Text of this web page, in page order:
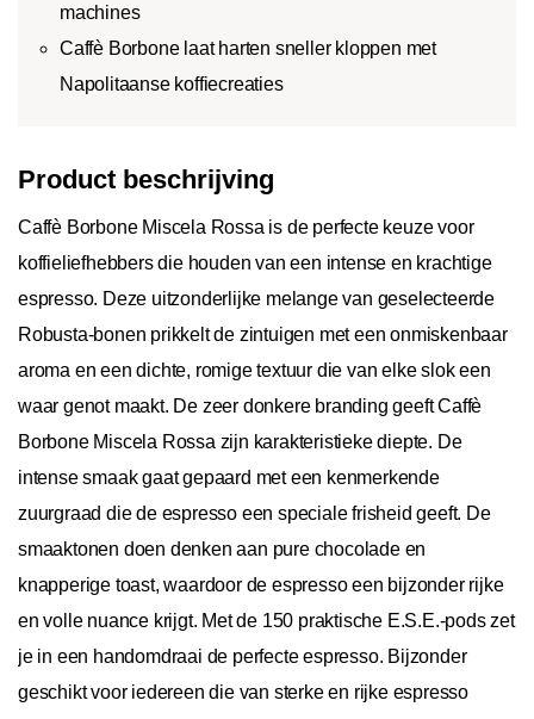
machines
Caffè Borbone laat harten sneller kloppen met
Napolitaanse koffiecreaties
Product beschrijving
Caffè Borbone Miscela Rossa is de perfecte keuze voor
koffieliefhebbers die houden van een intense en krachtige
espresso. Deze uitzonderlijke melange van geselecteerde
Robusta-bonen prikkelt de zintuigen met een onmiskenbaar
aroma en een dichte, romige textuur die van elke slok een
waar genot maakt. De zeer donkere branding geeft Caffè
Borbone Miscela Rossa zijn karakteristieke diepte. De
intense smaak gaat gepaard met een kenmerkende
zuurgraad die de espresso een speciale frisheid geeft. De
smaaktonen doen denken aan pure chocolade en
knapperige toast, waardoor de espresso een bijzonder rijke
en volle nuance krijgt. Met de 150 praktische E.S.E.-pods zet
je in een handomdraai de perfecte espresso. Bijzonder
geschikt voor iedereen die van sterke en rijke espresso